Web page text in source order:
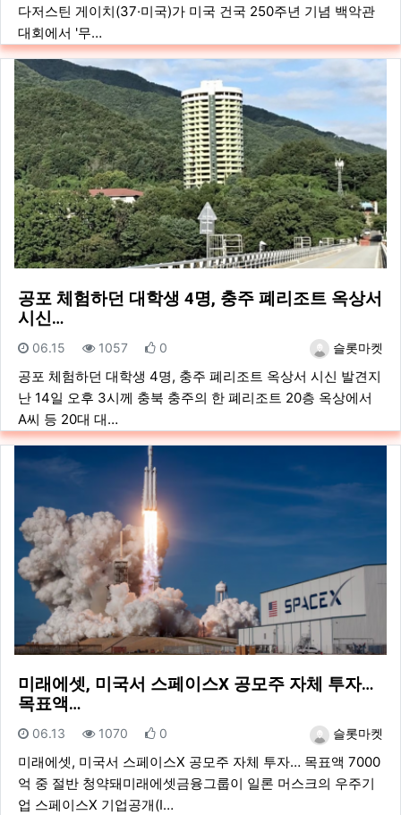
다저스틴 게이치(37·미국)가 미국 건국 250주년 기념 백악관
대회에서 '무…
공포 체험하던 대학생 4명, 충주 폐리조트 옥상서
시신…
등록자슬롯마켓
등록일
06.15 조회
1057 추천
0
공포 체험하던 대학생 4명, 충주 폐리조트 옥상서 시신 발견지
난 14일 오후 3시께 충북 충주의 한 폐리조트 20층 옥상에서
A씨 등 20대 대…
미래에셋, 미국서 스페이스X 공모주 자체 투자…
목표액…
등록자슬롯마켓
등록일
06.13 조회
1070 추천
0
미래에셋, 미국서 스페이스X 공모주 자체 투자… 목표액 7000
억 중 절반 청약돼미래에셋금융그룹이 일론 머스크의 우주기
업 스페이스X 기업공개(I…